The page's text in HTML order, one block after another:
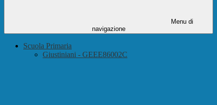
Menu di
navigazione
Scuola Primaria
Giustiniani - GEEE86002C